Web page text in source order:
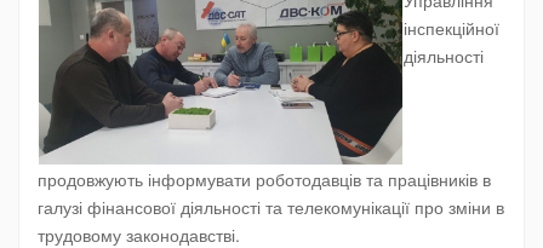
інспекційної
діяльності
продовжують інформувати роботодавців та працівників в
галузі фінансової діяльності та телекомунікації про зміни в
трудовому законодавстві.